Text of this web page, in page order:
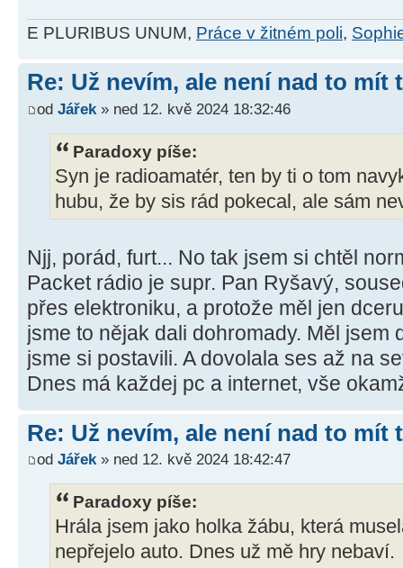
E PLURIBUS UNUM, Práce v žitném poli,
Re: Už nevím, ale není nad to mít
od Jářek » ned 12. kvě 2024 18:32:46
Paradoxy píše:
Syn je radioamatér, ten by ti o tom
hubu, že by sis rád pokecal, ale sám
Njj, porád, furt... No tak jsem si chtěl
Packet rádio je supr. Pan Ryšavý,
přes elektroniku, a protože měl jen
jsme to nějak dali dohromady. Měl jsem
jsme si postavili. A dovolala ses až na
Dnes má každej pc a internet, vše
Re: Už nevím, ale není nad to mít
od Jářek» ned 12. kvě 2024 18:42:47
Paradoxy píše:
Hrála jsem jako holka žábu, která
nepřejelo auto. Dnes už mě hry nebaví.